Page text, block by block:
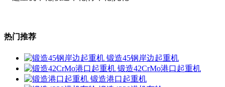
热门推荐
锻造45钢岸边起重机
锻造42CrMo港口起重机
锻造港口起重机